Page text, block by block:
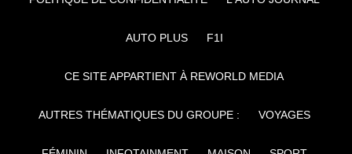
AUTO PLUS F1I
CE SITE APPARTIENT À REWORLD MEDIA
AUTRES THÉMATIQUES DU GROUPE : VOYAGES